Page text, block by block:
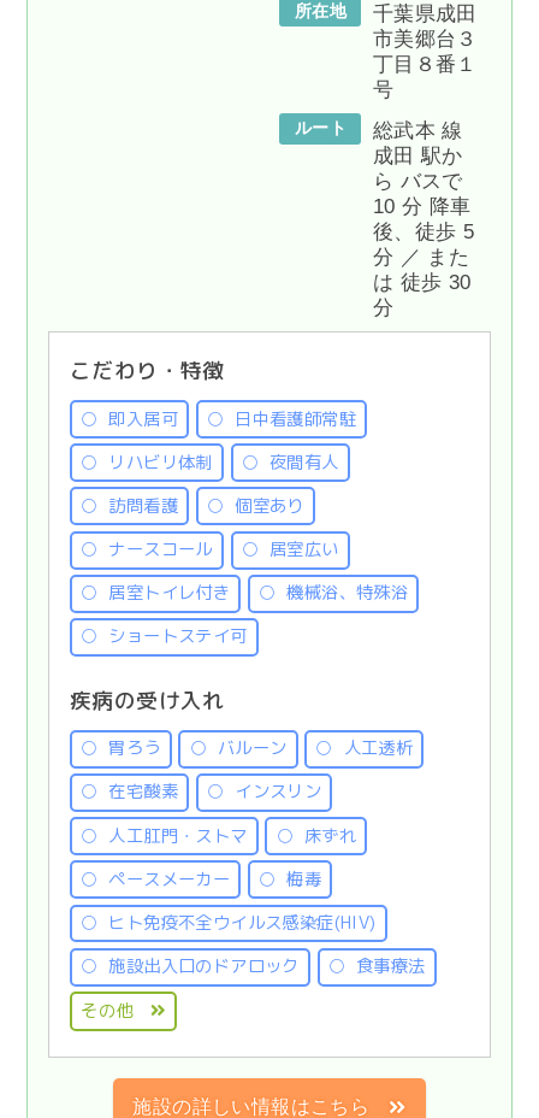
所在地
千葉県成田
市美郷台３
丁目８番１
号
ルート
総武本 線
成田 駅か
ら バスで
10 分 降車
後、徒歩 5
分 ／ また
は 徒歩 30
分
こだわり・特徴
即入居可
日中看護師常駐
リハビリ体制
夜間有人
訪問看護
個室あり
ナースコール
居室広い
居室トイレ付き
機械浴、特殊浴
ショートステイ可
疾病の受け入れ
胃ろう バルーン
人工透析
在宅酸素
インスリン
人工肛門・ストマ
床ずれ
ペースメーカー
梅毒
ヒト免疫不全ウイルス感染症(HIV)
施設出入口のドアロック
食事療法
その他
施設の詳しい情報はこちら